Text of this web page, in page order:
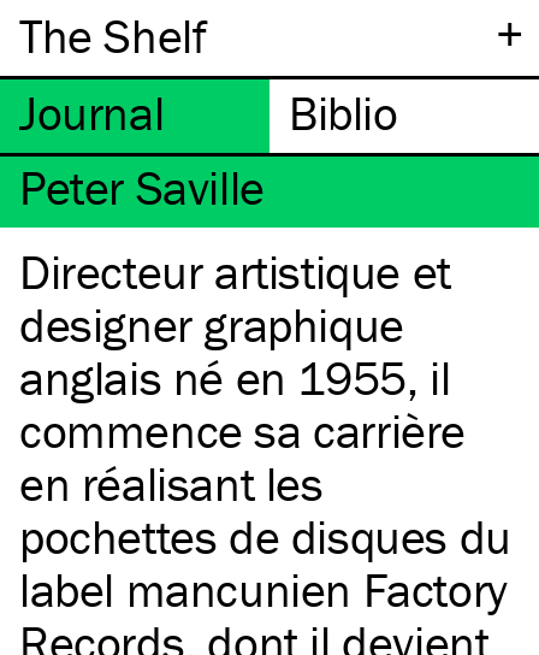
+
The Shelf
Peter Saville
Directeur artistique et
designer graphique
anglais né en 1955, il
commence sa carrière
en réalisant les
pochettes de disques du
label mancunien Factory
Records, dont il devient